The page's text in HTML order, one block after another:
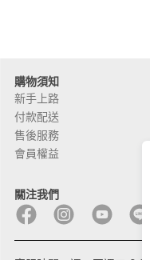
購物須知
新手上路
付款配送
售後服務
會員權益
關注我們